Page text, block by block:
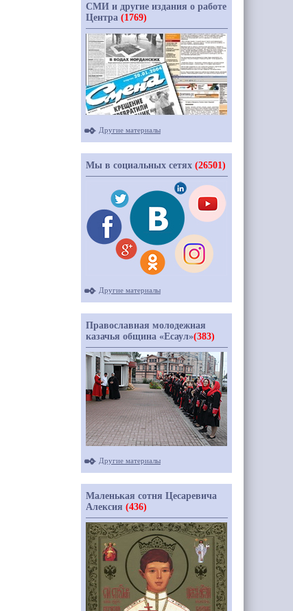
СМИ и другие издания о работе
Центра (1769)
Другие материалы
Мы в социальных сетях (26501)
Другие материалы
Православная молодежная
казачья община «Есаул»(383)
Другие материалы
Маленькая сотня Цесаревича
Алексия (436)